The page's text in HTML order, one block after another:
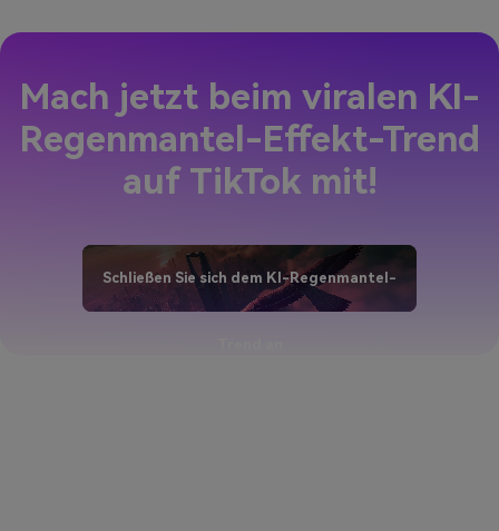
Mach jetzt beim viralen KI-
Regenmantel-Effekt-Trend
auf TikTok mit!
Schließen Sie sich dem KI-Regenmantel-